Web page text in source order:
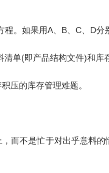
程。如果用A、 B、 C、 D分
清单(即产品结构文件)和库
压的库存管理难题。
而不是忙于对出乎意料